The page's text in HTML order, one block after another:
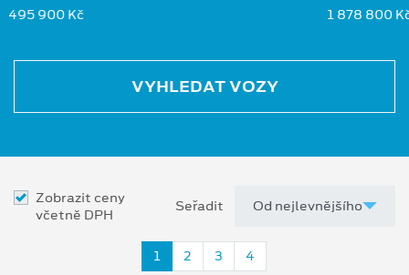
495 900 Kč 1 878 800
VYHLEDAT VOZY
Zobrazit ceny
včetně DPH
Seřadit
1 2 3 4